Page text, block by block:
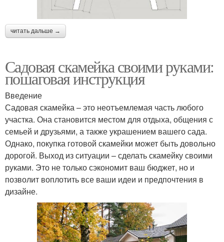
читать дальше →
Садовая скамейка своими руками:
пошаговая инструкция
Введение
Садовая скамейка – это неотъемлемая часть любого
участка. Она становится местом для отдыха, общения с
семьей и друзьями, а также украшением вашего сада.
Однако, покупка готовой скамейки может быть довольно
дорогой. Выход из ситуации – сделать скамейку своими
руками. Это не только сэкономит ваш бюджет, но и
позволит воплотить все ваши идеи и предпочтения в
дизайне.